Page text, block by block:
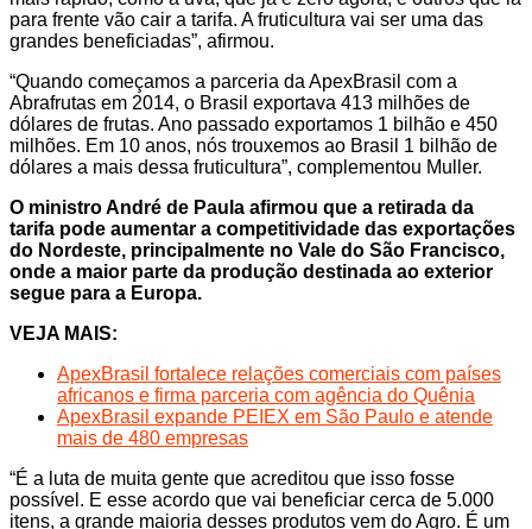
para frente vão cair a tarifa. A fruticultura vai ser uma das
grandes beneficiadas”, afirmou.
“Quando começamos a parceria da ApexBrasil com a
Abrafrutas em 2014, o Brasil exportava 413 milhões de
dólares de frutas. Ano passado exportamos 1 bilhão e 450
milhões. Em 10 anos, nós trouxemos ao Brasil 1 bilhão de
dólares a mais dessa fruticultura”, complementou Muller.
O ministro André de Paula afirmou que a retirada da
tarifa pode aumentar a competitividade das exportações
do Nordeste, principalmente no Vale do São Francisco,
onde a maior parte da produção destinada ao exterior
segue para a Europa.
VEJA MAIS:
ApexBrasil fortalece relações comerciais com países
africanos e firma parceria com agência do Quênia
ApexBrasil expande PEIEX em São Paulo e atende
mais de 480 empresas
“É a luta de muita gente que acreditou que isso fosse
possível. E esse acordo que vai beneficiar cerca de 5.000
itens, a grande maioria desses produtos vem do Agro. É um